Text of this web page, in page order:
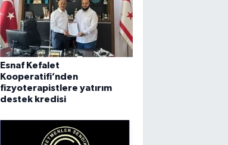
Esnaf Kefalet
Kooperatifi’nden
fizyoterapistlere yatırım
destek kredisi